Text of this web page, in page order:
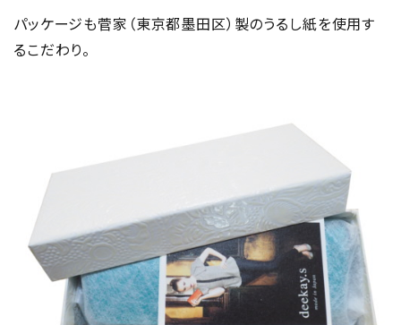
パッケージも菅家（東京都墨田区）製のうるし紙を使用す
るこだわり。